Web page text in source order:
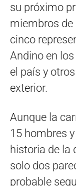
su próximo
miembros
cinco
Andino en
el país y
exterior.
Aunque la
15 hombres
historia de la
solo dos
probable